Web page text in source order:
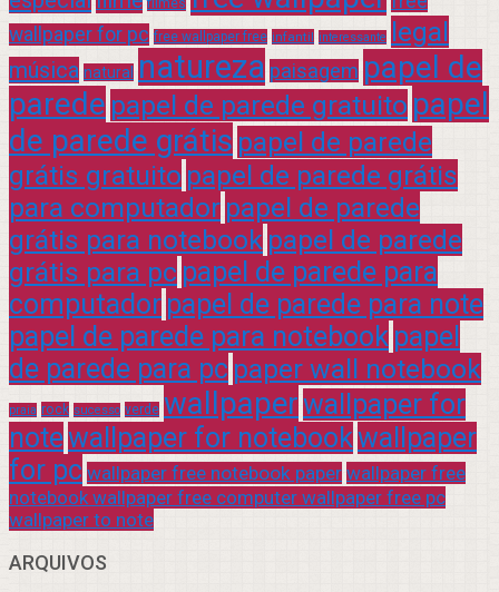
wallpaper for pc free wallpaper free infantil interessante legal
música natural natureza paisagem papel de
parede papel de parede gratuito papel
de parede grátis papel de parede
grátis gratuito papel de parede grátis
para computador papel de parede
grátis para notebook papel de parede
grátis para pc papel de parede para
computador papel de parede para note
papel de parede para notebook papel
de parede para pc paper wall notebook
praia rock sucesso verde wallpaperwallpaper for
notewallpaper for notebookwallpaper
for pc wallpaper free notebook paper wallpaper free
notebook wallpaper free computer wallpaper free pc
wallpaper to note
ARQUIVOS